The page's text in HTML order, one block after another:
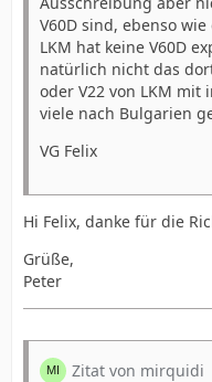
V60D sind, ebenso
LKM hat keine V60D
natürlich nicht das
oder V22 von LKM mit
viele nach Bulgarien
VG Felix
Hi Felix, danke für die
Grüße,
Peter
Zitat von mirquidi